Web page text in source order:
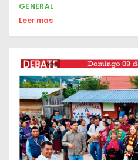
GENERAL
Leer mas